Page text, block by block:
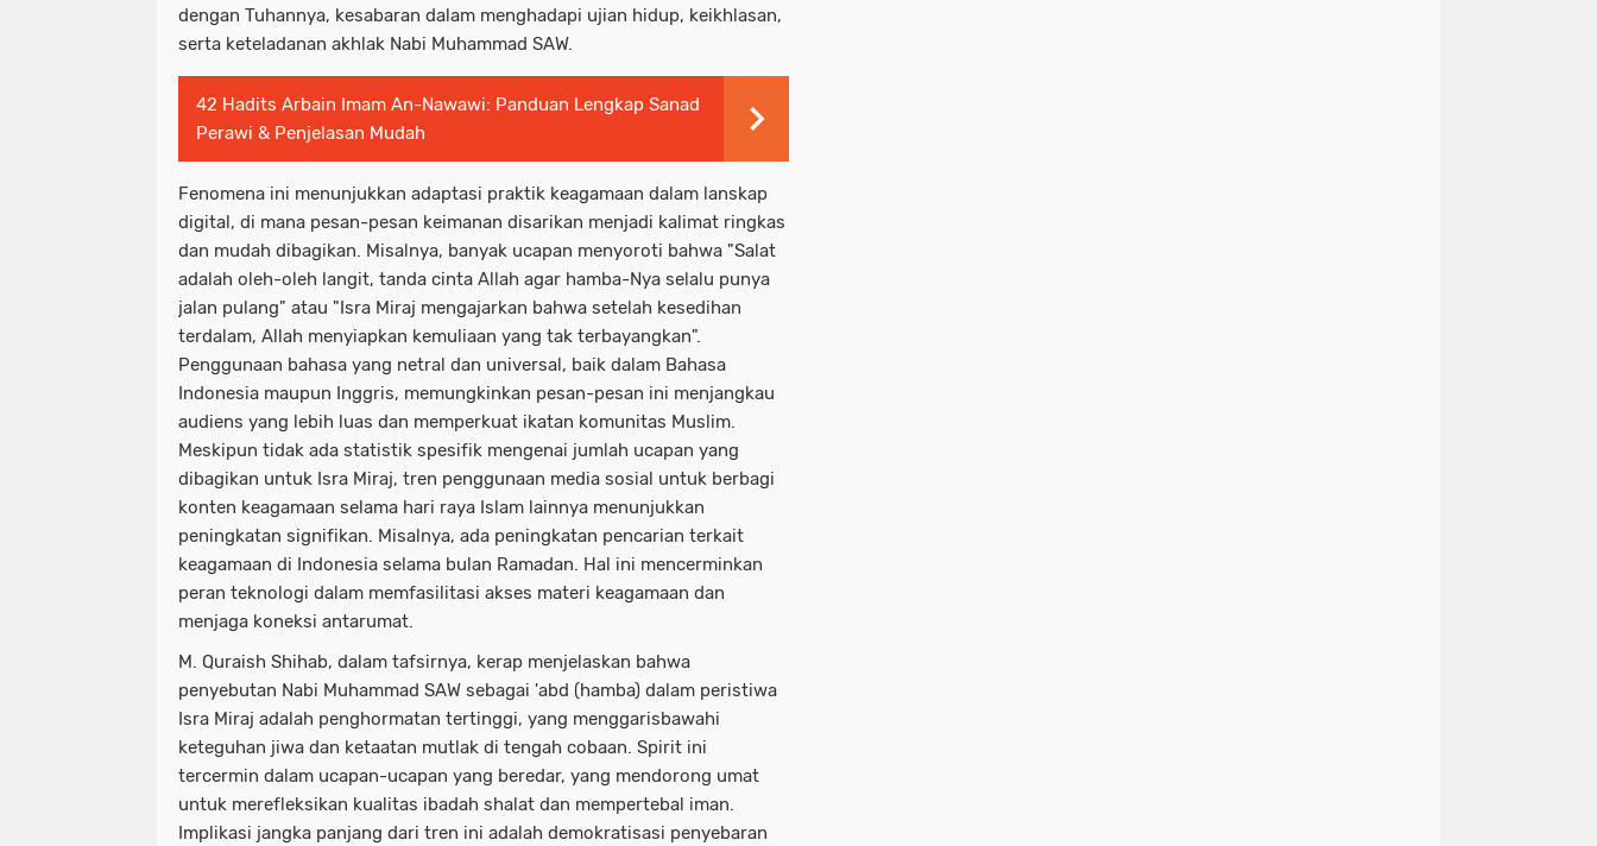
dengan Tuhannya, kesabaran dalam menghadapi ujian hidup, keikhlasan,
serta keteladanan akhlak Nabi Muhammad SAW.
42 Hadits Arbain Imam An-Nawawi: Panduan Lengkap Sanad
Perawi & Penjelasan Mudah
Fenomena ini menunjukkan adaptasi praktik keagamaan dalam lanskap
digital, di mana pesan-pesan keimanan disarikan menjadi kalimat ringkas
dan mudah dibagikan. Misalnya, banyak ucapan menyoroti bahwa "Salat
adalah oleh-oleh langit, tanda cinta Allah agar hamba-Nya selalu punya
jalan pulang" atau "Isra Miraj mengajarkan bahwa setelah kesedihan
terdalam, Allah menyiapkan kemuliaan yang tak terbayangkan".
Penggunaan bahasa yang netral dan universal, baik dalam Bahasa
Indonesia maupun Inggris, memungkinkan pesan-pesan ini menjangkau
audiens yang lebih luas dan memperkuat ikatan komunitas Muslim.
Meskipun tidak ada statistik spesifik mengenai jumlah ucapan yang
dibagikan untuk Isra Miraj, tren penggunaan media sosial untuk berbagi
konten keagamaan selama hari raya Islam lainnya menunjukkan
peningkatan signifikan. Misalnya, ada peningkatan pencarian terkait
keagamaan di Indonesia selama bulan Ramadan. Hal ini mencerminkan
peran teknologi dalam memfasilitasi akses materi keagamaan dan
menjaga koneksi antarumat.
M. Quraish Shihab, dalam tafsirnya, kerap menjelaskan bahwa
penyebutan Nabi Muhammad SAW sebagai 'abd (hamba) dalam peristiwa
Isra Miraj adalah penghormatan tertinggi, yang menggarisbawahi
keteguhan jiwa dan ketaatan mutlak di tengah cobaan. Spirit ini
tercermin dalam ucapan-ucapan yang beredar, yang mendorong umat
untuk merefleksikan kualitas ibadah shalat dan mempertebal iman.
Implikasi jangka panjang dari tren ini adalah demokratisasi penyebaran